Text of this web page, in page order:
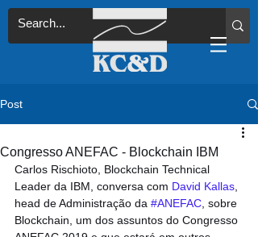
Post
Congresso ANEFAC - Blockchain IBM
Carlos Rischioto, Blockchain Technical
Leader da IBM, conversa com David Kallas
head de Administração da #ANEFAC , sobre
Blockchain, um dos assuntos do Congresso